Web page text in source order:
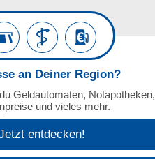
an Deiner Region?
Geldautomaten, Notapotheken,
und vieles mehr.
entdecken!